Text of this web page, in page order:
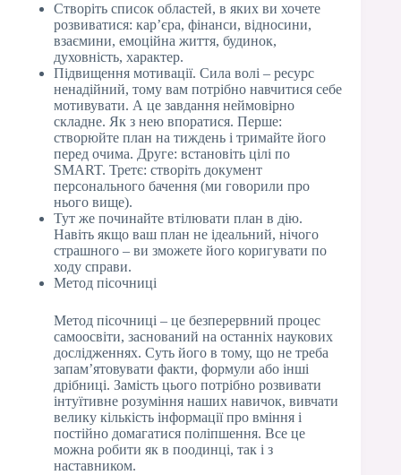
Створіть список областей, в яких ви хочете
розвиватися: кар’єра, фінанси, відносини,
взаємини, емоційна життя, будинок,
духовність, характер.
Підвищення мотивації. Сила волі – ресурс
ненадійний, тому вам потрібно навчитися себе
мотивувати. А це завдання неймовірно
складне. Як з нею впоратися. Перше:
створюйте план на тиждень і тримайте його
перед очима. Друге: встановіть цілі по
SMART. Третє: створіть документ
персонального бачення (ми говорили про
нього вище).
Тут же починайте втілювати план в дію.
Навіть якщо ваш план не ідеальний, нічого
страшного – ви зможете його коригувати по
ходу справи.
Метод пісочниці
Метод пісочниці – це безперервний процес
самоосвіти, заснований на останніх наукових
дослідженнях. Суть його в тому, що не треба
запам’ятовувати факти, формули або інші
дрібниці. Замість цього потрібно розвивати
інтуїтивне розуміння наших навичок, вивчати
велику кількість інформації про вміння і
постійно домагатися поліпшення. Все це
можна робити як в поодинці, так і з
наставником.